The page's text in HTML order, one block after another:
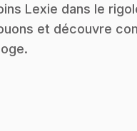
Lexie dans le
et découvre